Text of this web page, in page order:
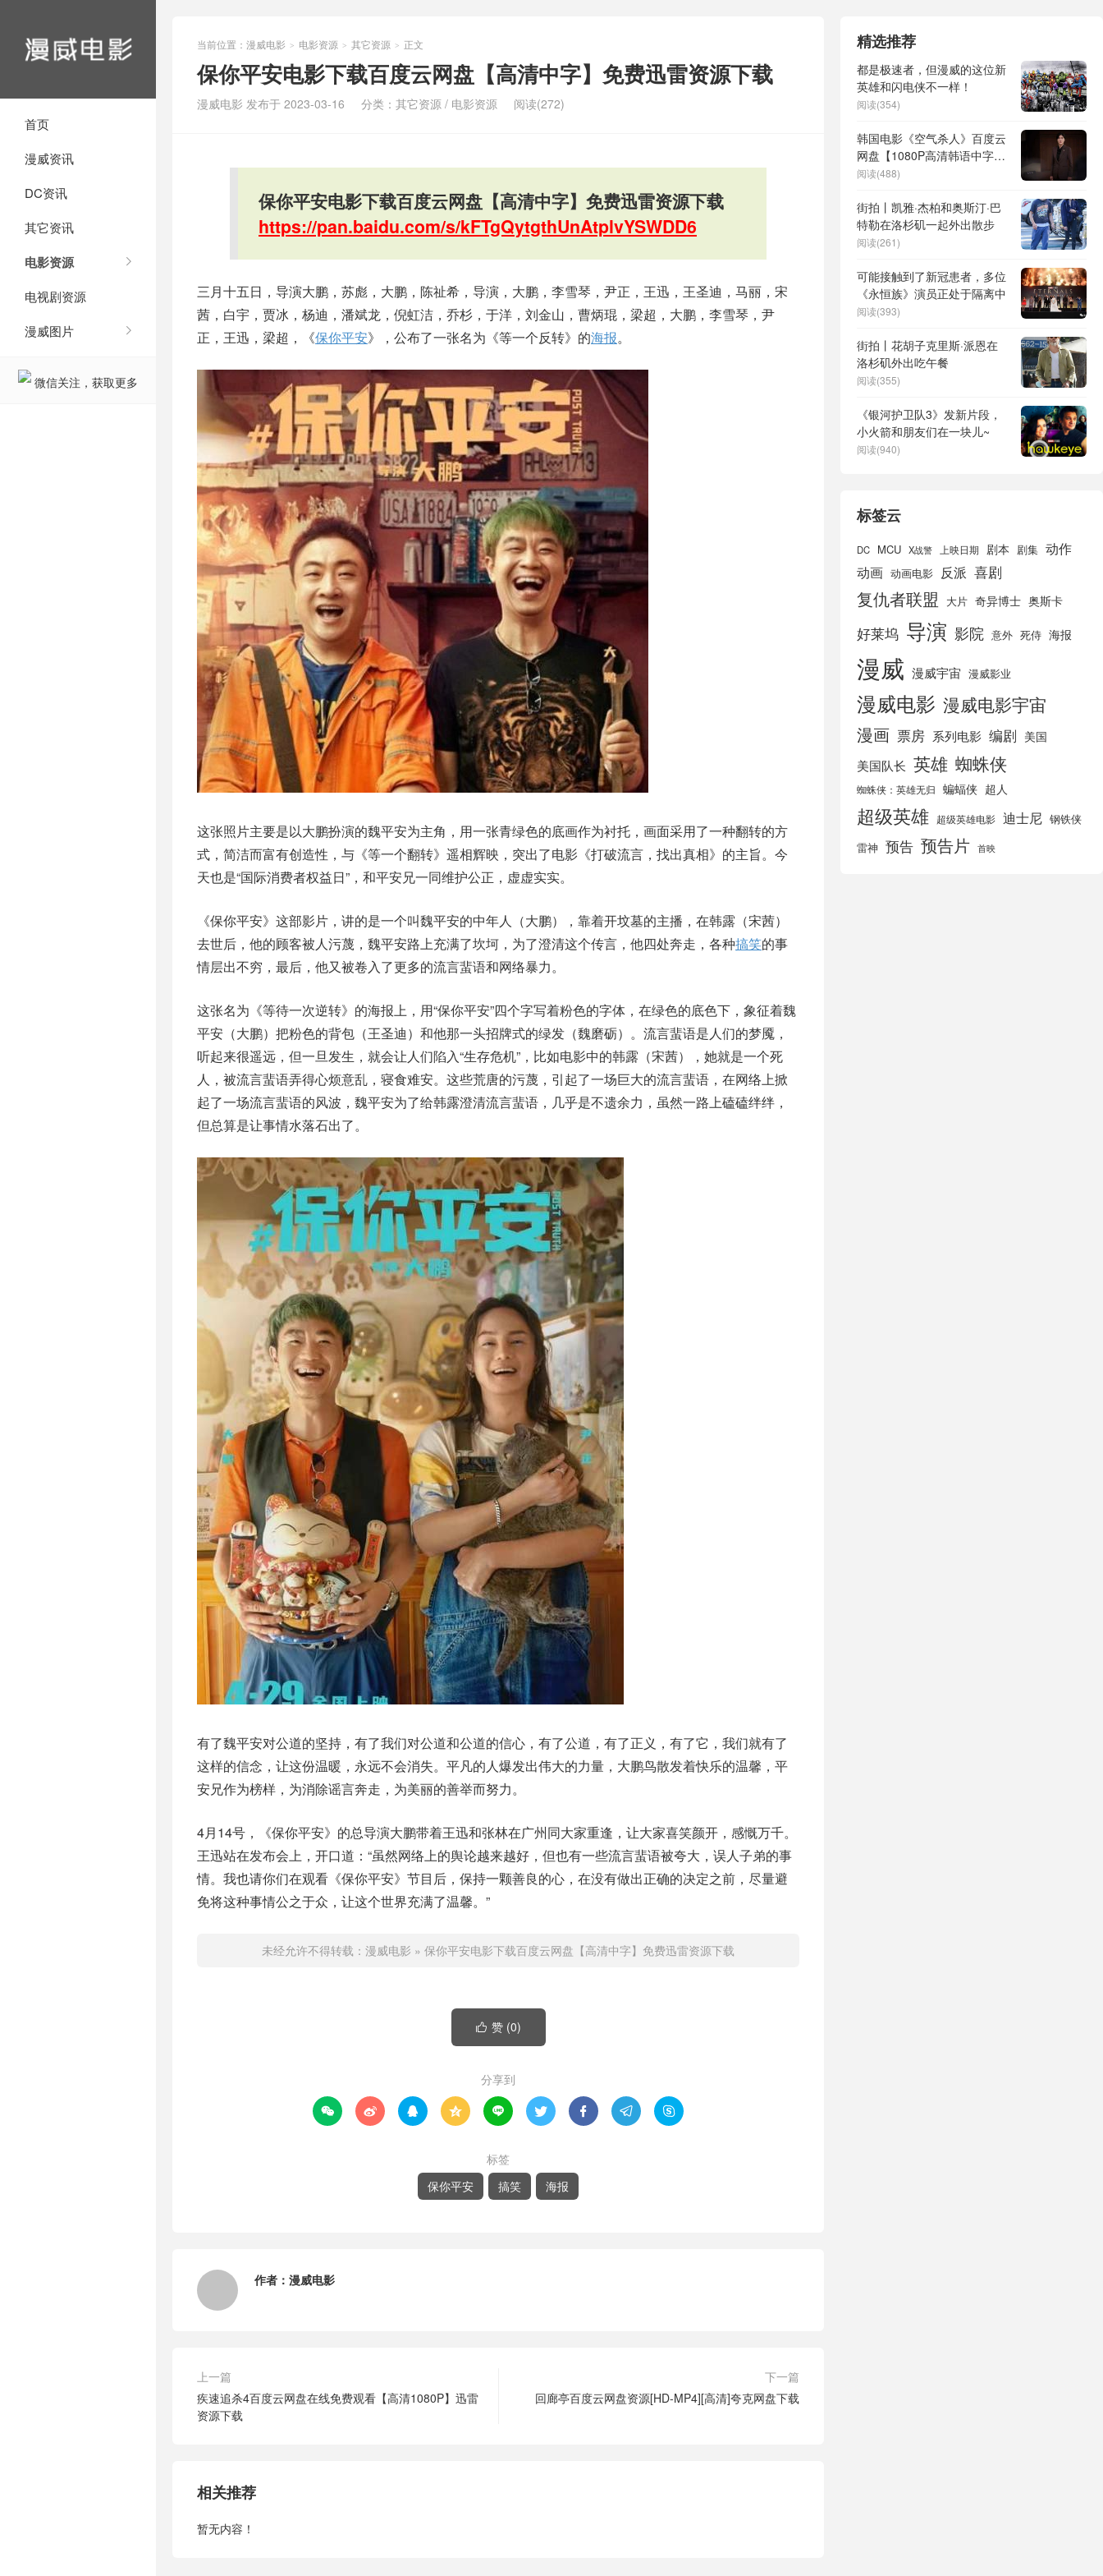
首页
漫威资讯
DC资讯
其它资讯
电影资源
电视剧资源
漫威图片
微信关注，获取更多
当前位置： 漫威电影 > 电影资源 > 其它资源 > 正文
保你平安电影下载百度云网盘【高清中字】免费迅雷资源下载
漫威电影 发布于 2023-03-16 分类： 其它资源 / 电影资源 阅读(272)
保你平安电影下载百度云网盘【高清中字】免费迅雷资源下载
https://pan.baidu.com/s/kFTgQytgthUnAtplvYSWDD6
三月十五日，导演大鹏，苏彪，大鹏，陈祉希，导演，大鹏，李雪琴，尹正，王迅，王圣迪，马丽，宋
茜，白宇，贾冰，杨迪，潘斌龙，倪虹洁，乔杉，于洋，刘金山，曹炳琨，梁超，大鹏，李雪琴，尹
正，王迅，梁超，《保你平安》，公布了一张名为《等一个反转》的海报。
这张照片主要是以大鹏扮演的魏平安为主角，用一张青绿色的底画作为衬托，画面采用了一种翻转的方
式，简洁而富有创造性，与《等一个翻转》遥相辉映，突出了电影《打破流言，找出真相》的主旨。今
天也是“国际消费者权益日”，和平安兄一同维护公正，虚虚实实。
《保你平安》这部影片，讲的是一个叫魏平安的中年人（大鹏），靠着开坟墓的主播，在韩露（宋茜）
去世后，他的顾客被人污蔑，魏平安路上充满了坎坷，为了澄清这个传言，他四处奔走，各种搞笑的事
情层出不穷，最后，他又被卷入了更多的流言蜚语和网络暴力。
这张名为《等待一次逆转》的海报上，用“保你平安”四个字写着粉色的字体，在绿色的底色下，象征着魏
平安（大鹏）把粉色的背包（王圣迪）和他那一头招牌式的绿发（魏磨砺）。流言蜚语是人们的梦魇，
听起来很遥远，但一旦发生，就会让人们陷入“生存危机”，比如电影中的韩露（宋茜），她就是一个死
人，被流言蜚语弄得心烦意乱，寝食难安。这些荒唐的污蔑，引起了一场巨大的流言蜚语，在网络上掀
起了一场流言蜚语的风波，魏平安为了给韩露澄清流言蜚语，几乎是不遗余力，虽然一路上磕磕绊绊，
但总算是让事情水落石出了。
有了魏平安对公道的坚持，有了我们对公道和公道的信心，有了公道，有了正义，有了它，我们就有了
这样的信念，让这份温暖，永远不会消失。平凡的人爆发出伟大的力量，大鹏鸟散发着快乐的温馨，平
安兄作为榜样，为消除谣言奔走，为美丽的善举而努力。
4月14号，《保你平安》的总导演大鹏带着王迅和张林在广州同大家重逢，让大家喜笑颜开，感慨万千。
王迅站在发布会上，开口道：“虽然网络上的舆论越来越好，但也有一些流言蜚语被夸大，误人子弟的事
情。我也请你们在观看《保你平安》节目后，保持一颗善良的心，在没有做出正确的决定之前，尽量避
免将这种事情公之于众，让这个世界充满了温馨。”
未经允许不得转载： 漫威电影 » 保你平安电影下载百度云网盘【高清中字】免费迅雷资源下载
 赞 (0)
分享到
        
标签
保你平安
搞笑 海报
作者： 漫威电影
上一篇
疾速追杀4百度云网盘在线免费观看【高清1080P】迅雷
资源下载
下一篇
回廊亭百度云网盘资源[HD-MP4][高清]夸克网盘下载
相关推荐
暂无内容！
精选推荐
都是极速者，但漫威的这位新
英雄和闪电侠不一样！
阅读(354)
韩国电影《空气杀人》百度云
网盘【1080P高清韩语中字】
资源
阅读(488)
街拍丨凯雅·杰柏和奥斯汀·巴
特勒在洛杉矶一起外出散步
阅读(261)
可能接触到了新冠患者，多位
《永恒族》演员正处于隔离中
阅读(393)
街拍丨花胡子克里斯·派恩在
洛杉矶外出吃午餐
阅读(355)
《银河护卫队3》发新片段，
小火箭和朋友们在一块儿~
阅读(940)
标签云
DC MCU X战警 上映日期 剧本 剧集 动作
动画 动画电影 反派 喜剧
复仇者联盟 大片 奇异博士 奥斯卡
好莱坞 导演 影院 意外 死侍 海报
漫威 漫威宇宙 漫威影业
漫威电影 漫威电影宇宙
漫画 票房 系列电影 编剧 美国
美国队长 英雄 蜘蛛侠
蜘蛛侠：英雄无归 蝙蝠侠 超人
超级英雄 超级英雄电影 迪士尼 钢铁侠
雷神 预告 预告片 首映